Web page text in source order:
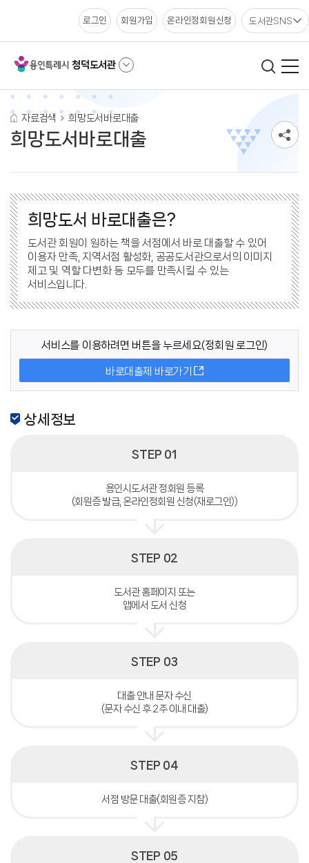
청덕도서관
로그인 회원가입 온라인정회원신청 도서관SNS
자료검색 희망도서바로대출
희망도서바로대출
희망도서 바로대출은?
도서관 회원이 원하는 책을 서점에서 바로 대출할 수 있어
이용자 만족, 지역서점 활성화, 공공도서관으로서의 이미지
제고 및 역할 다변화 등 모두를 만족시킬 수 있는
서비스입니다.
서비스를 이용하려면 버튼을 누르세요(정회원 로그인)
바로대출제 바로가기
상세정보
STEP 01
용인시도서관 정회원 등록
(회원증 발급, 온라인정회원 신청(재로그인))
STEP 02
도서관 홈페이지 또는
앱에서 도서 신청
STEP 03
대출 안내 문자 수신
(문자 수신 후 2주 이내 대출)
STEP 04
서점 방문 대출(회원증 지참)
STEP 05